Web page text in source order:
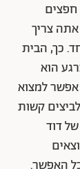
חפצים
אתה צריך
כך, הבית
הוא
אפשר למצוא
קשות
דוד